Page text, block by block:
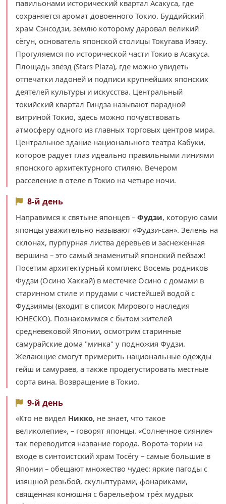
павильонами исторический квартал Асакуса, где
сохраняется аромат довоенного Токио. Буддийский
храм Сэнсодзи, землю которому даровал великий
сёгун, основатель японской столицы Токугава Иэясу.
Прогуляемся по исторической части Токио в Асакуса.
Площадь звёзд (Stars Plaza), где можно увидеть
отпечатки ладоней и подписи крупнейших японских
деятелей культуры и искусства. Центральный
токийский квартал Гиндза называют парадной
витриной Токио, здесь можно почувствовать
атмосферу одного из главных торговых центров мира.
Центральное здание национального театра Кабуки,
которое радует глаз идеально правильными линиями
японского архитектурного стиляю. Вечером
расселение в отеле в Токио на четыре ночи.
8-й день
Направимся к святыне японцев – Фудзи, которую сами
японцы уважительно называют «Фудзи-сан». Зелень на
склонах, пурпурная листва деревьев и заснеженная
вершина – это самый знаменитый японский пейзаж!
Посетим архитектурный комплекс Восемь родников
Фудзи (Осино Хаккай) в местечке Осино с домами в
старинном стиле и прудами с чистейшей водой с
Фудзиямы (входит в список Мирового наследия
ЮНЕСКО). Познакомимся с бытом жителей
средневековой Японии, осмотрим старинные
самурайские дома "минка" у подножия Фудзи.
Желающие смогут примерить национальные одежды
гейш и самураев, а также продегустировать местные
сорта вина. Возвращение в Токио.
9-й день
«Кто не видел Никко, не знает, что такое
великолепие», – говорят японцы. «Солнечное сияние»
так переводится название города. Ворота-тории на
входе в синтоистский храм Тосёгу – самые большие в
Японии – обещают множество чудес: яркие пагоды с
изящной резьбой, скульптурами, фонариками,
священная конюшня с барельефом трёх мудрых